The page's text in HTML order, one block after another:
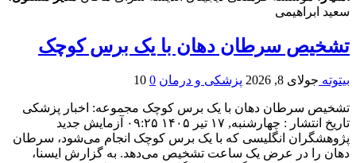
سعید ابراهیمی
تشخیص سرطان دهان با یک برس کوچک
بیتوته جولای 8, 2026 پزشکی و درمان 0
10
تشخیص سرطان دهان با یک برس کوچک مجموعه: اخبار پزشکی
تاریخ انتشار : چهارشنبه, ۱۷ تیر ۱۴۰۵ ۰۹:۲۵ آزمایش جدید
پژوهشگران انگلیسی که با یک برس کوچک انجام می‌شود، سرطان
دهان را در عرض یک ساعت تشخیص می‌دهد. به گزارش ایسنا،